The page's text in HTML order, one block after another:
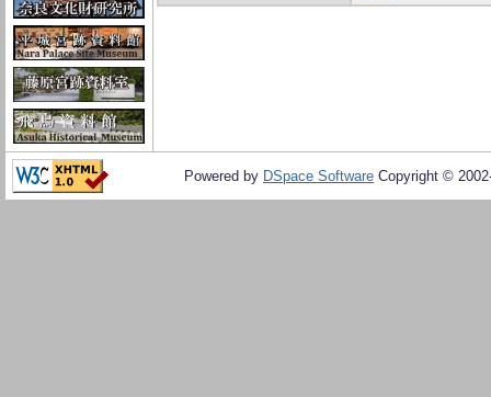
Powered by DSpace Software Copyright ©